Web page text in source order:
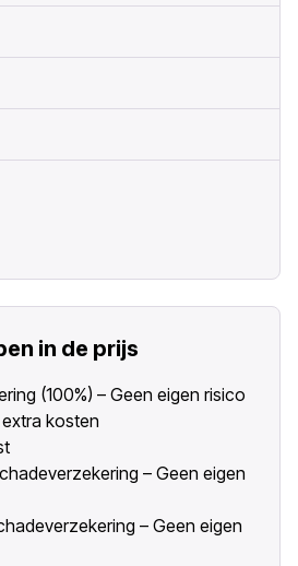
in de prijs
(100%) – Geen eigen risico
kosten
– Geen eigen
– Geen eigen